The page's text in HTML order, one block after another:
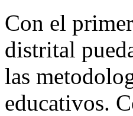
Con el
distrital
las
educativos.